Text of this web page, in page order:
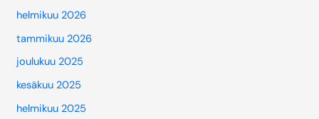
helmikuu 2026
tammikuu 2026
joulukuu 2025
kesäkuu 2025
helmikuu 2025